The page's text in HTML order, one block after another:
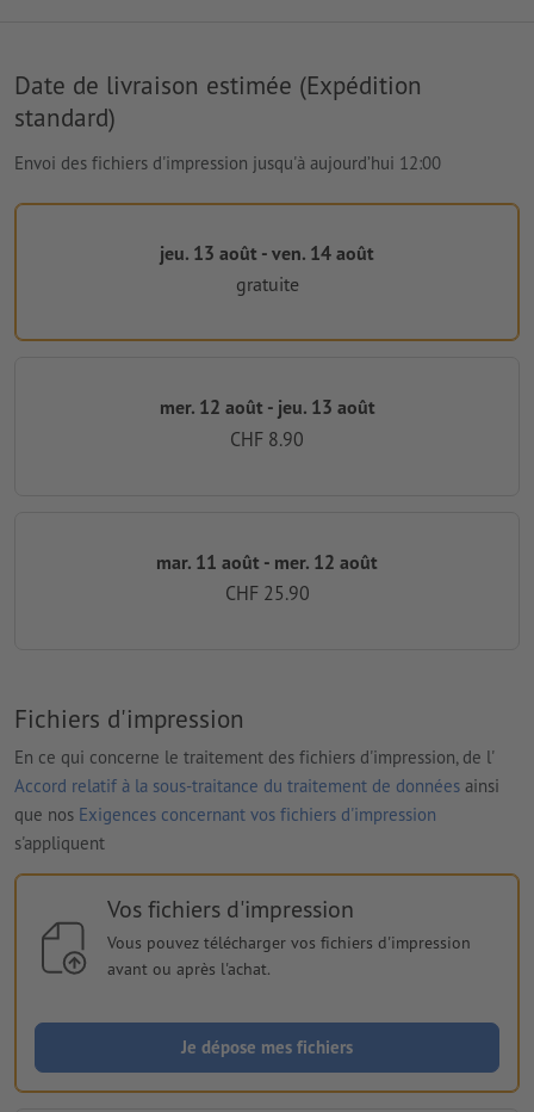
Date de livraison estimée (Expédition
standard)
Envoi des fichiers d'impression jusqu'à aujourd’hui 12:00
jeu. 13 août - ven. 14 août
gratuite
mer. 12 août - jeu. 13 août
CHF 8.90
mar. 11 août - mer. 12 août
CHF 25.90
Fichiers d'impression
En ce qui concerne le traitement des fichiers d'impression, de l'
Accord relatif à la sous-traitance du traitement de données ainsi
que nos Exigences concernant vos fichiers d'impression
s'appliquent
Vos fichiers d'impression
Vous pouvez télécharger vos fichiers d'impression
avant ou après l'achat.
Je dépose mes fichiers